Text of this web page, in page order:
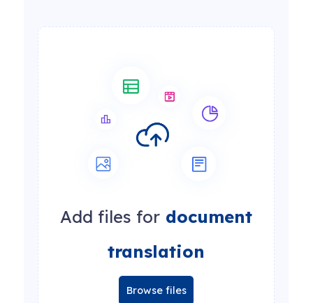
Add files for document
translation
Browse files